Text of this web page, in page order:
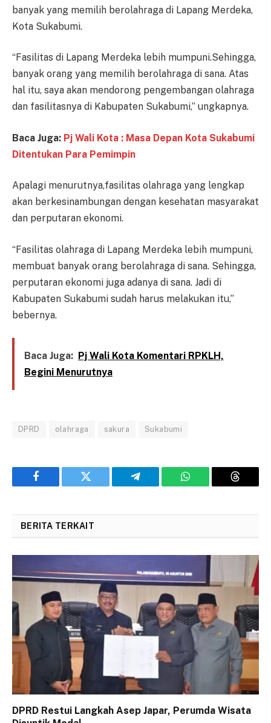
banyak yang memilih berolahraga di Lapang Merdeka,
Kota Sukabumi.
“Fasilitas di Lapang Merdeka lebih mumpuni.Sehingga,
banyak orang yang memilih berolahraga di sana. Atas
hal itu, saya akan mendorong pengembangan olahraga
dan fasilitasnya di Kabupaten Sukabumi,” ungkapnya.
Baca Juga: Pj Wali Kota : Masa Depan Kota Sukabumi
Ditentukan Para Pemimpin
Apalagi menurutnya,fasilitas olahraga yang lengkap
akan berkesinambungan dengan kesehatan masyarakat
dan perputaran ekonomi.
“Fasilitas olahraga di Lapang Merdeka lebih mumpuni,
membuat banyak orang berolahraga di sana. Sehingga,
perputaran ekonomi juga adanya di sana. Jadi di
Kabupaten Sukabumi sudah harus melakukan itu,”
bebernya.
Baca Juga: Pj Wali Kota Komentari RPKLH,
Begini Menurutnya
DPRD olahraga sakura Sukabumi
Facebook Twitter Telegram WhatsApp Threads
BERITA TERKAIT
DPRD Restui Langkah Asep Japar, Perumda Wisata